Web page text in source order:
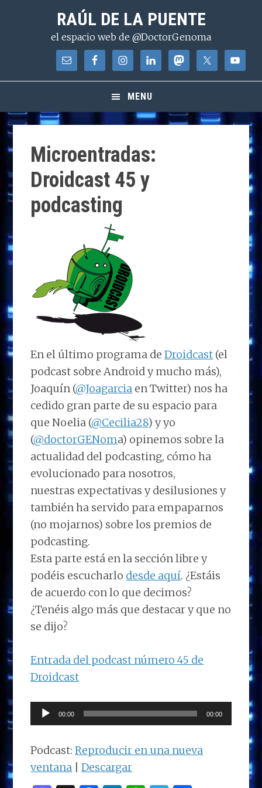
contenido
RAÚL DE LA PUENTE
el espacio web de @DoctorGenoma
MENU
Microentradas:
Droidcast 45 y
podcasting
En el último programa deDroidcast (el
podcast sobre Android y mucho más),
Joaquín (@Joagarcia en Twitter) nos ha
cedido gran parte de su espacio para
que Noelia (@Cecilia28) y yo
(@doctorGENoma) opinemos sobre la
actualidad del podcasting, cómo ha
evolucionado para nosotros,
nuestras expectativas y desilusiones y
también ha servido para empaparnos
(no mojarnos) sobre los premios de
podcasting.
Esta parte está en la sección libre y
podéis escucharlo desde aquí. ¿Estáis
de acuerdo con lo que decimos?
¿Tenéis algo más que destacar y que no
se dijo?
Entrada del podcast número 45 de
Droidcast
Reproductor
de
audio
00:00 00:00
Podcast:Reproducir en una nueva
ventana |Descargar